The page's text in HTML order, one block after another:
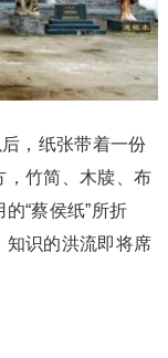
，纸张带着一份
，竹简、木牍、布
“蔡侯纸”所折
知识的洪流即将席